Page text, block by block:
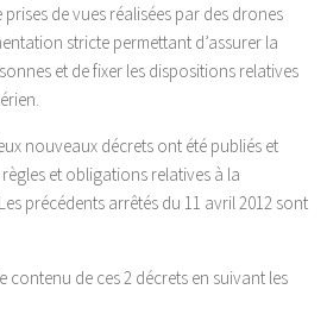
prises de vues réalisées par des drones
stricte permettant d’assurer la
et de fixer les dispositions relatives
nouveaux décrets ont été publiés et
et obligations relatives à la
précédents arrêtés du 11 avril 2012 sont
contenu de ces 2 décrets en suivant les